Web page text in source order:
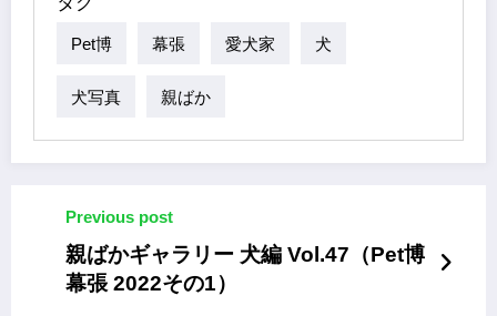
Pet博 幕張 愛犬家 犬
犬写真 親ばか
Previous post
親ばかギャラリー 犬編 Vol.47（Pet博
幕張 2022その1）